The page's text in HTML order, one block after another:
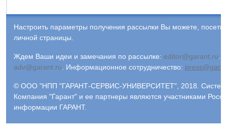
Настроить параметры получения рассылки Вы можете,
личной страницы.
Ждем Ваши идеи и замечания по рассылке: editor@garant.ru
adv@garant.ru
Информационное сотрудничество:
© ООО "НПП "ГАРАНТ-СЕРВИС-УНИВЕРСИТЕТ", 2018. Система
Компания "Гарант" и ее партнеры являются участниками
информации ГАРАНТ.